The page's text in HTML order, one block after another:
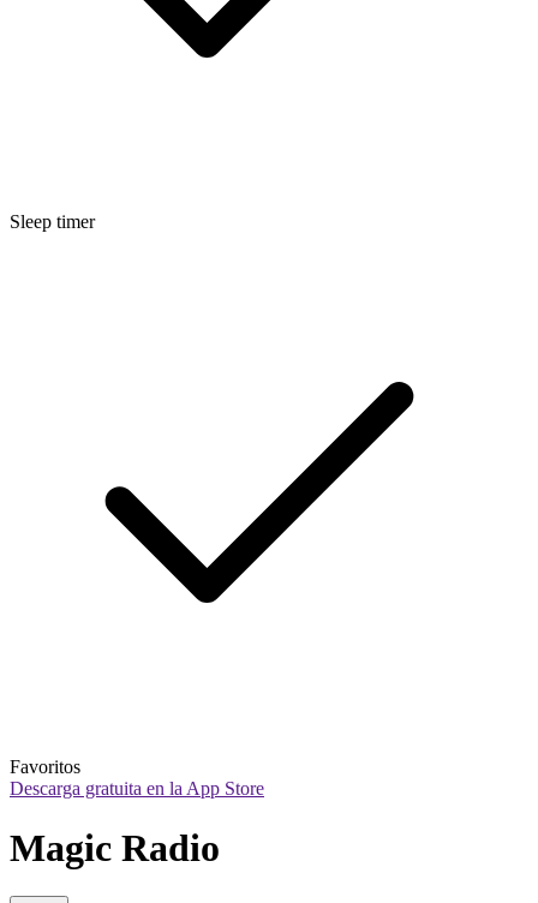
Sleep timer
Favoritos
Descarga gratuita en la App Store
Magic Radio